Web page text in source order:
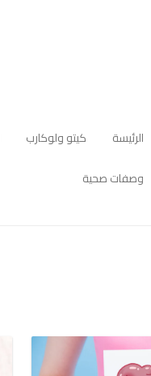
الرئيسة كيتو ولوكارب
وصفات صحية